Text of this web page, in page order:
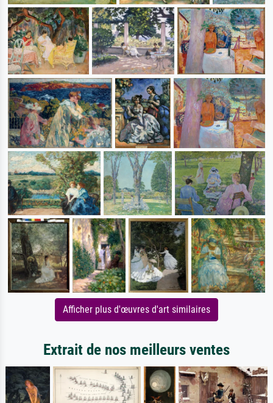
Afficher plus d'œuvres d'art similaires
Extrait de nos meilleurs ventes